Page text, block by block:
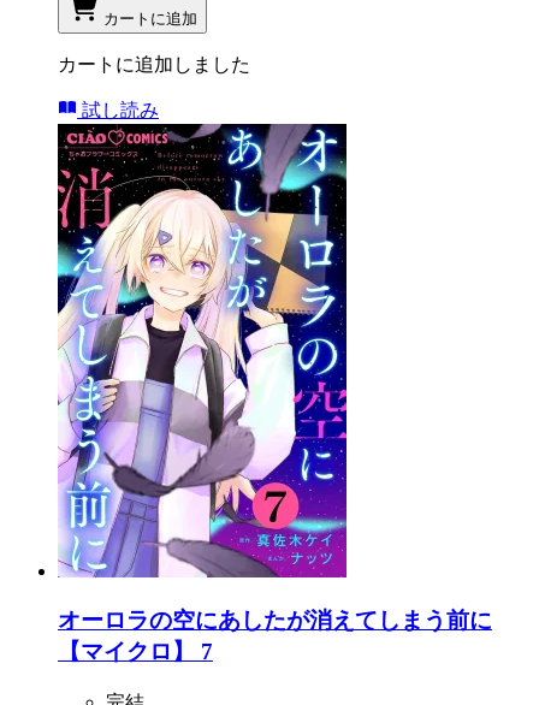
カートに追加
カートに追加しました
試し読み
オーロラの空にあしたが消えてしまう前に
【マイクロ】 7